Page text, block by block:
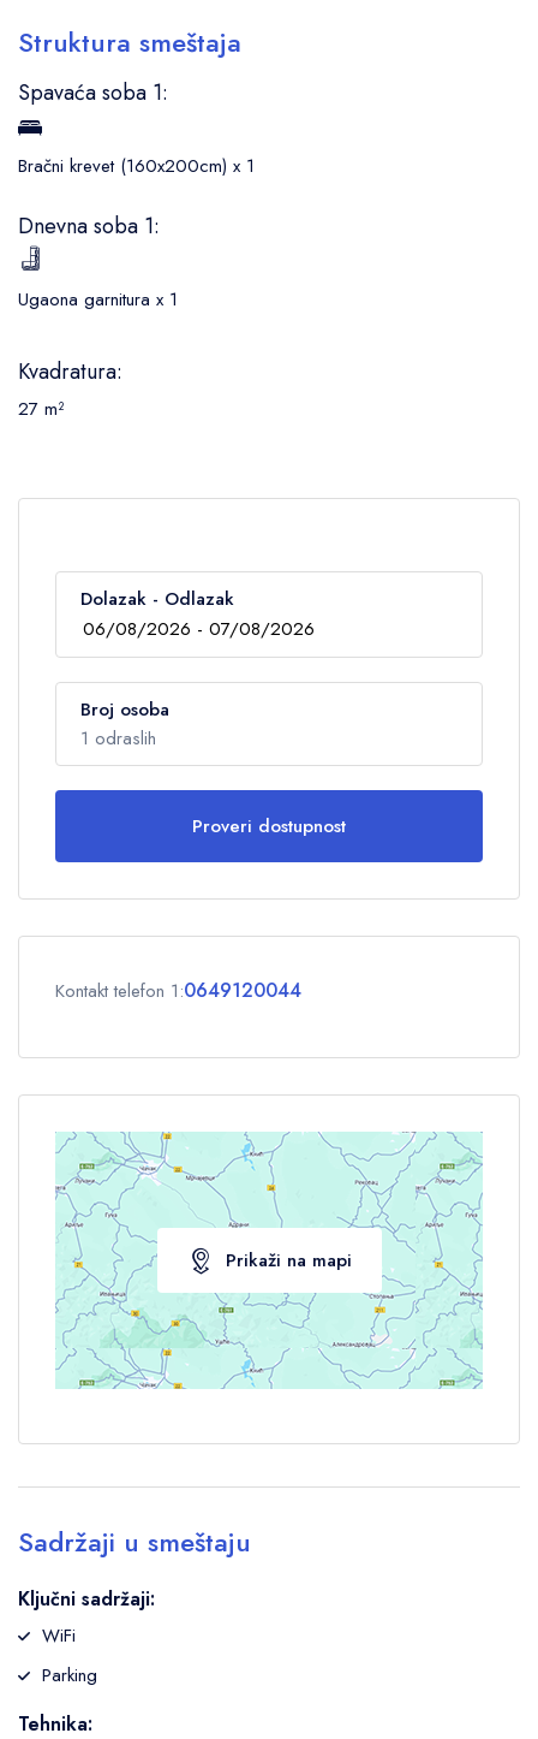
Struktura smeštaja
Spavaća soba 1:
Bračni krevet (160x200cm) x 1
Dnevna soba 1:
Ugaona garnitura x 1
Kvadratura:
27 m²
Dolazak - Odlazak
Broj osoba
1 odraslih
Odrasli 1
Deca 0
Proveri dostupnost
Kontakt telefon 1:0649120044
Prikaži na mapi
Sadržaji u smeštaju
Ključni sadržaji:
WiFi
Parking
Tehnika: